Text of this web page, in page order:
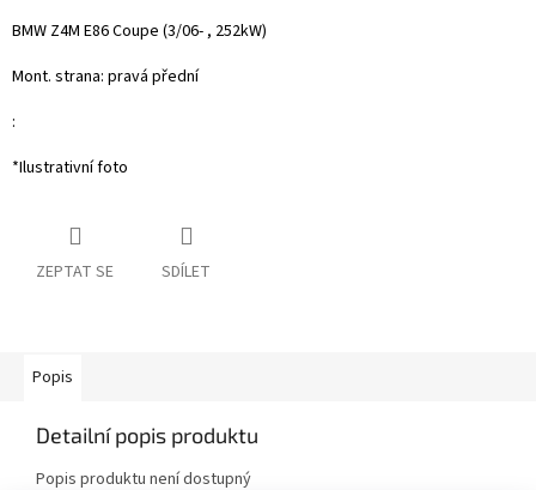
BMW Z4M E86 Coupe (3/06- , 252kW)
Mont. strana: pravá přední
:
*Ilustrativní foto
ZEPTAT SE SDÍLET
Popis
Detailní popis produktu
Popis produktu není dostupný